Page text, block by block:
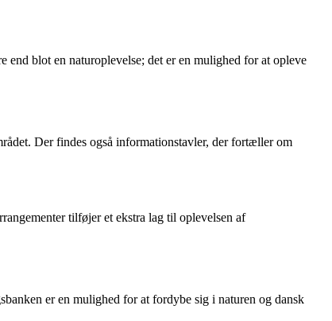
blot en naturoplevelse; det er en mulighed for at opleve
Der findes også informationstavler, der fortæller om
tilføjer et ekstra lag til oplevelsen af
er en mulighed for at fordybe sig i naturen og dansk